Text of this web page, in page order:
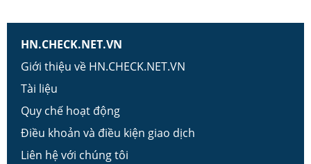
HN.CHECK.NET.VN
Giới thiệu về HN.CHECK.NET.VN
Tài liệu
Quy chế hoạt động
Điều khoản và điều kiện giao dịch
Liên hệ với chúng tôi